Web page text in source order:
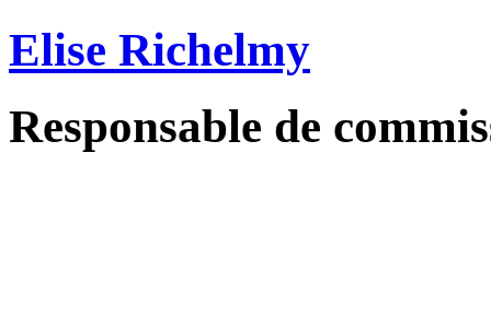
Elise Richelmy
Responsable de